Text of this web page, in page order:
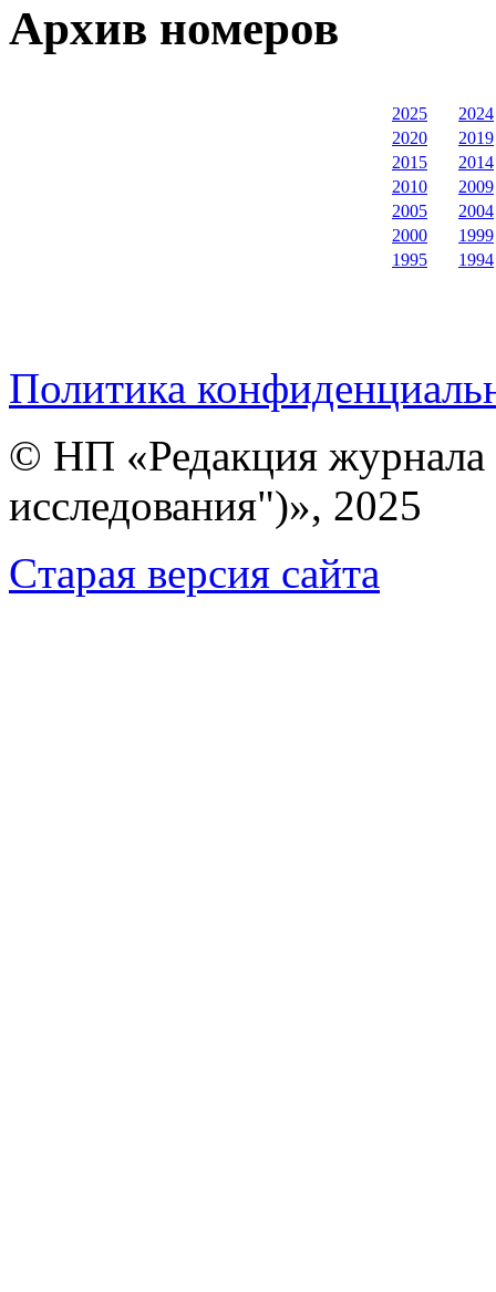
Архив номеров
2025
2024
2020
2019
2015
2014
2010
2009
2005
2004
2000
1999
1995
1994
Политика
© НП «Редакция
исследования")», 2025
Cтарая версия сайта